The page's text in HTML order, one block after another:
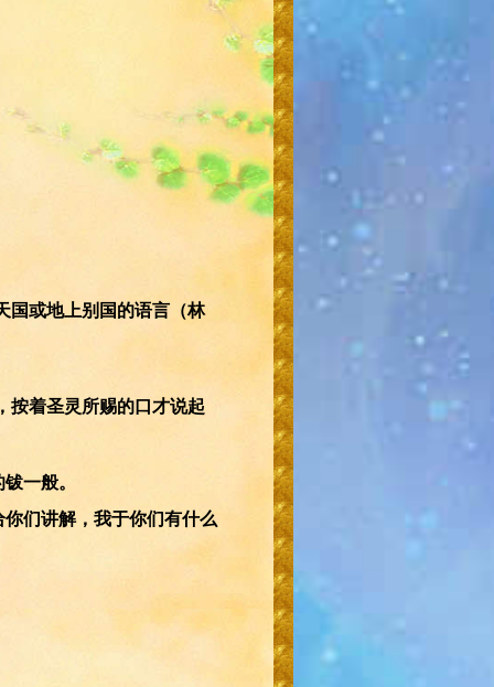
国或地上别国的语言（林
按着圣灵所赐的口才说起
一般。
们讲解，我于你们有什么